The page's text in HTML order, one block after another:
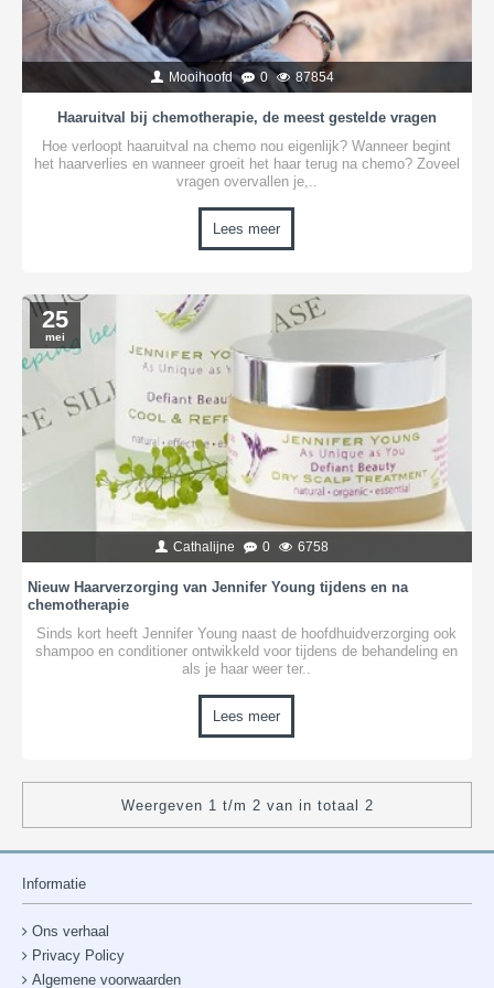
Mooihoofd 0 87854
Haaruitval bij chemotherapie, de meest gestelde vragen
Hoe verloopt haaruitval na chemo nou eigenlijk? Wanneer begint
het haarverlies en wanneer groeit het haar terug na chemo? Zoveel
vragen overvallen je,..
Lees meer
25
mei
Cathalijne 0 6758
Nieuw Haarverzorging van Jennifer Young tijdens en na
chemotherapie
Sinds kort heeft Jennifer Young naast de hoofdhuidverzorging ook
shampoo en conditioner ontwikkeld voor tijdens de behandeling en
als je haar weer ter..
Lees meer
Weergeven 1 t/m 2 van in totaal 2
Informatie
Ons verhaal
Privacy Policy
Algemene voorwaarden